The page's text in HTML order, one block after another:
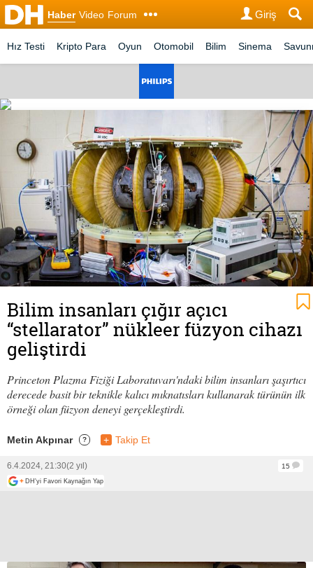
Haber Video Forum Giriş
Hız Testi Kripto Para Oyun Otomobil Bilim Sinema
Bilim insanları çığır açıcı
“stellarator” nükleer füzyon cihazı
geliştirdi
Princeton Plazma Fiziği Laboratuvarı'ndaki bilim insanları şaşırtıcı
derecede basit bir teknikle kalıcı mıknatısları kullanarak türünün ilk
örneği olan füzyon deneyi gerçekleştirdi.
Metin Akpınar ? + Takip Et
6.4.2024, 21:30(2 yıl)
15
+ DH'yi Favori Kaynağın Yap